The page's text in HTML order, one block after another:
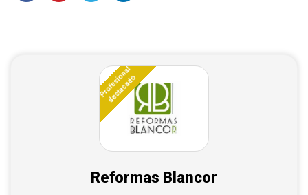
Profesional
destacado
Reformas Blancor